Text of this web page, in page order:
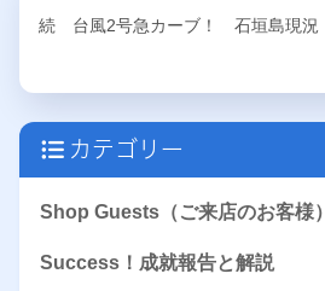
続 台風2号急カーブ！ 石垣島現況
カテゴリー
Shop Guests（ご来店のお客様）
Success！成就報告と解説